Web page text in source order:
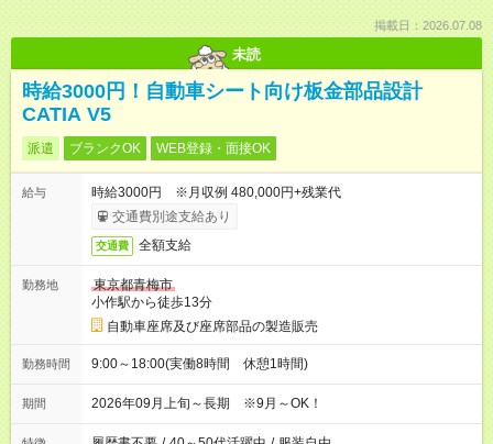
掲載日：2026.07.08
未読
時給3000円！自動車シート向け板金部品設計
CATIA V5
派遣 ブランクOK WEB登録・面接OK
給与
時給3000円 ※月収例 480,000円+残業代
交通費別途支給あり
交通費 全額支給
勤務地
東京都青梅市
小作駅から徒歩13分
自動車座席及び座席部品の製造販売
勤務時間 9:00～18:00(実働8時間 休憩1時間)
期間 2026年09月上旬～長期 ※9月～OK！